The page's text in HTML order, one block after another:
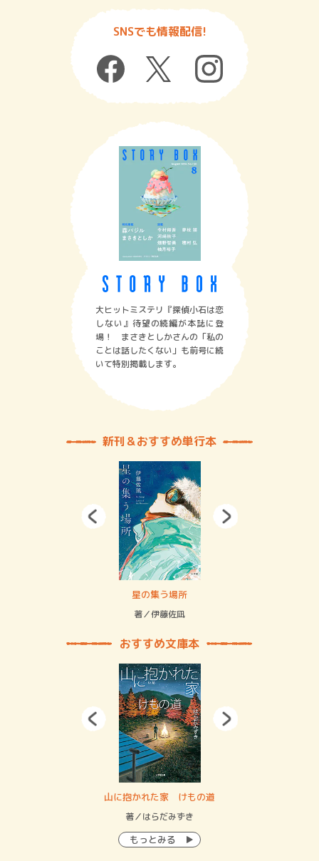
SNSでも情報配信!
大ヒットミステリ『探偵小石は恋
しない』待望の続編が本誌に登
場！ まさきとしかさんの「私の
ことは話したくない」も前号に続
いて特別掲載します。
新刊＆おすすめ単行本
星の集う場所
著／伊藤佐凪
おすすめ文庫本
山に抱かれた家 けもの道
著／はらだみずき
もっとみる